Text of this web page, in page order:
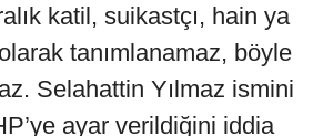
katil, suikastçı, hain ya
tanımlanamaz, böyle
Selahattin Yılmaz ismini
ayar verildiğini iddia